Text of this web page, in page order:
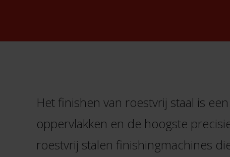
Het finishen van roestvrij staal is
oppervlakken en de hoogste
roestvrij stalen finishingmachines